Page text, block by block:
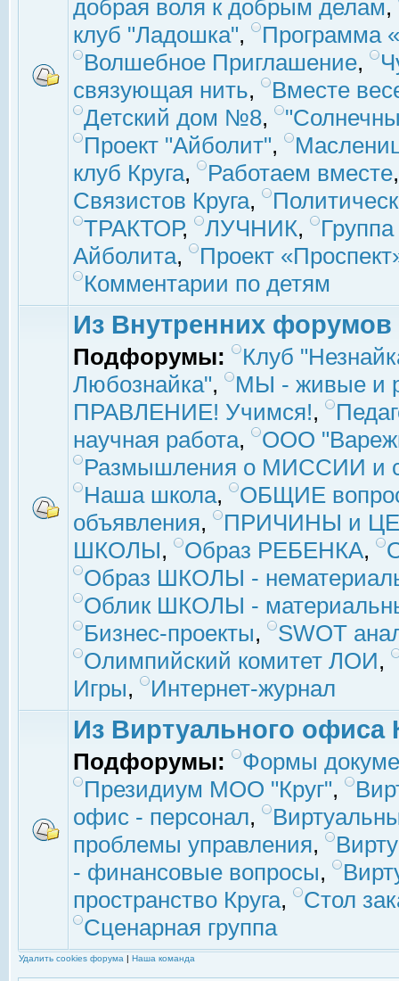
добрая воля к добрым делам,
клуб "Ладошка",
Программа
Волшебное Приглашение,
связующая нить,
Вместе
Детский дом №8,
Проект "Айболит",
клуб Круга, Работаем вместе
Связистов Круга,
ТРАКТОР, ЛУЧНИК,
Айболита,
Проект
Комментарии по детям
Из Внутренних форумов
Подфорумы:
Клуб
Любознайка",
МЫ - живые и
ПРАВЛЕНИЕ! Учимся!,
научная работа,
ООО
Размышления о МИССИИ и
Наша школа,
ОБЩИЕ
объявления,
ПРИЧИНЫ и
ШКОЛЫ, Образ РЕБЕНКА,
Образ ШКОЛЫ -
Облик ШКОЛЫ -
Бизнес-проекты,
SWOT
Олимпийский комитет ЛОИ,
Игры, Интернет-журнал
Из Виртуального офиса
Подфорумы:
Формы
Президиум МОО "Круг",
офис - персонал,
проблемы управления,
- финансовые вопросы,
пространство Круга,
Стол
Сценарная группа
Удалить cookies форума | Наша команда